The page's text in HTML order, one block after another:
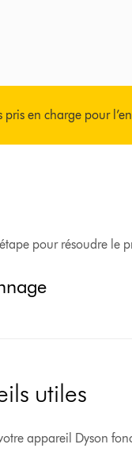
pris en charge pour
pour résoudre le
utiles
appareil Dyson